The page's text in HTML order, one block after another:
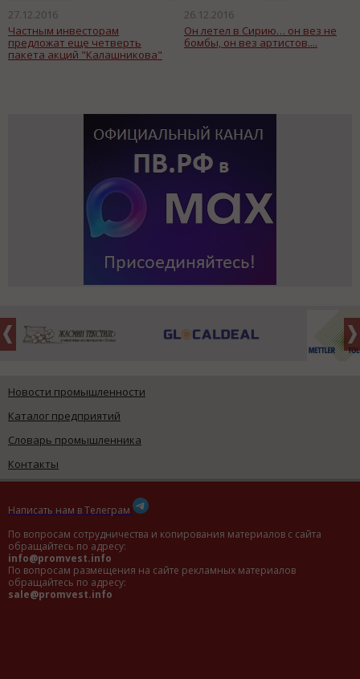
27.12.2016
Частным инвесторам
предложат еще четверть
пакета акций "Калашникова"
26.12.2016
Он летел в Сирию… он вез не
бомбы, он вез артистов....
Новости промышленности
Каталог предприятий
Словарь промышленника
Контакты
Написать нам в Телеграм
По вопросам сотрудничества и копирования материалов с сайта
обращайтесь по адресу:
info@promvest.info
По вопросам размещения на сайте рекламных материалов
обращайтесь по адресу:
sale@promvest.info